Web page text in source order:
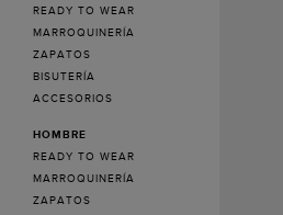
READY TO WEAR
MARROQUINERÍA
ZAPATOS
BISUTERÍA
ACCESORIOS
HOMBRE
READY TO WEAR
MARROQUINERÍA
ZAPATOS